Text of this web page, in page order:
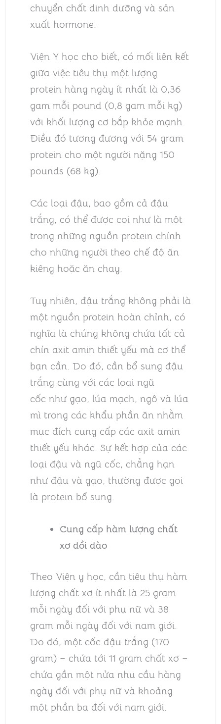
chuyển chất dinh dưỡng và sản
xuất hormone.
Viện Y học cho biết, có mối liên kết
giữa việc tiêu thụ một lượng
protein hàng ngày ít nhất là 0,36
gam mỗi pound (0,8 gam mỗi kg)
với khối lượng cơ bắp khỏe mạnh.
Điều đó tương đương với 54 gram
protein cho một người nặng 150
pounds (68 kg).
Các loại đậu, bao gồm cả đậu
trắng, có thể được coi như là một
trong những nguồn protein chính
cho những người theo chế độ ăn
kiêng hoặc ăn chay.
Tuy nhiên, đậu trắng không phải là
một nguồn protein hoàn chỉnh, có
nghĩa là chúng không chứa tất cả
chín axit amin thiết yếu mà cơ thể
bạn cần. Do đó, cần bổ sung đậu
trắng cùng với các loại ngũ
cốc như gạo, lúa mạch, ngô và lúa
mì trong các khẩu phần ăn nhằm
mục đích cung cấp các axit amin
thiết yếu khác. Sự kết hợp của các
loại đậu và ngũ cốc, chẳng hạn
như đậu và gạo, thường được gọi
là protein bổ sung.
Cung cấp hàm lượng chất
xơ dồi dào
Theo Viện y học, cần tiêu thụ hàm
lượng chất xơ ít nhất là 25 gram
mỗi ngày đối với phụ nữ và 38
gram mỗi ngày đối với nam giới.
Do đó, một cốc đậu trắng (170
gram) – chứa tới 11 gram chất xơ –
chứa gần một nửa nhu cầu hàng
ngày đối với phụ nữ và khoảng
một phần ba đối với nam giới.